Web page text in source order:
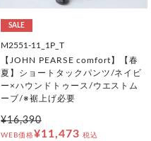
SALE
M2551-11_1P_T
【JOHN PEARSE comfort】【春
夏】ショートタックパンツ/ネイビ
ー×ハウンドトゥース/ウエストム
ーブ/※裾上げ必要
¥16,390
WEB価格¥11,473 税込